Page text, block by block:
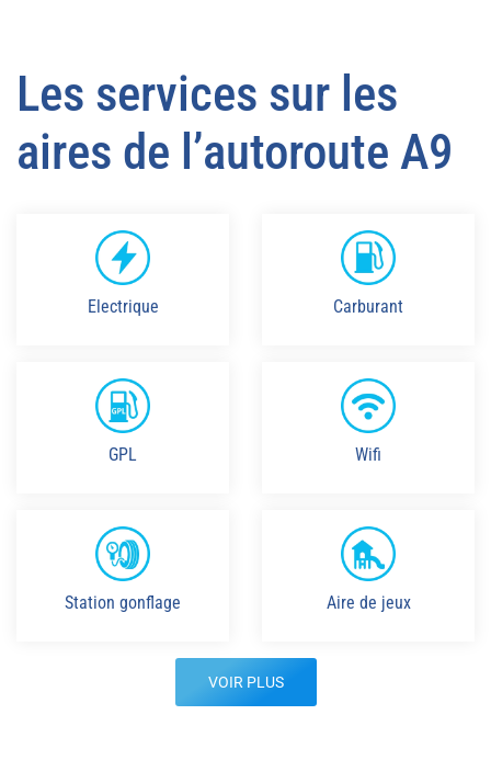
Les services sur les
aires de l’autoroute A9
Electrique Carburant
GPL Wifi
Station gonflage Aire de jeux
VOIR PLUS